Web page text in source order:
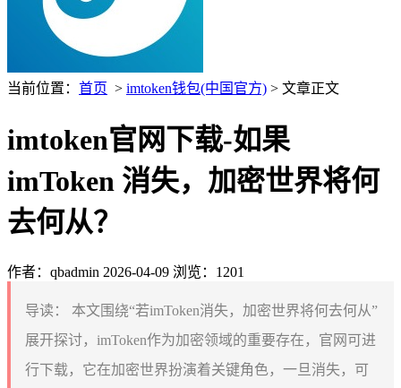
当前位置： 首页 > imtoken钱包(中国官方) > 文章正文
imtoken官网下载-如果
imToken 消失，加密世界将何
去何从？
作者：qbadmin 2026-04-09 浏览：1201
导读：
本文围绕“若imToken消失，加密世界将何去何从”
展开探讨，imToken作为加密领域的重要存在，官网可进
行下载，它在加密世界扮演着关键角色，一旦消失，可